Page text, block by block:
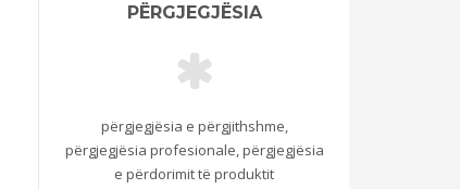
PËRGJEGJËSIA
përgjegjësia e përgjithshme,
përgjegjësia profesionale, përgjegjësia
e përdorimit të produktit